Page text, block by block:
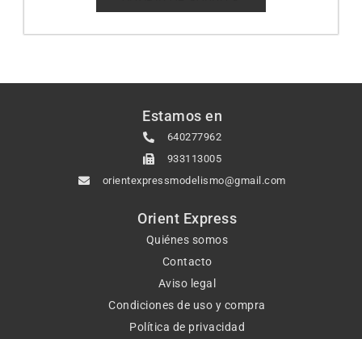
Estamos en
640277962
933113005
orientexpressmodelismo@gmail.com
Orient Express
Quiénes somos
Contacto
Aviso legal
Condiciones de uso y compra
Política de privacidad